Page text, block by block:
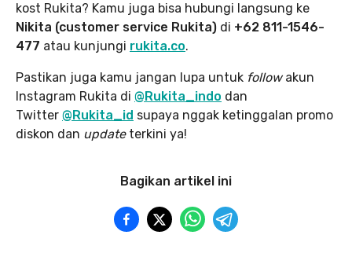
kost Rukita? Kamu juga bisa hubungi langsung ke
Nikita (customer service Rukita) di +62 811-1546-
477 atau kunjungi rukita.co.
Pastikan juga kamu jangan lupa untuk followakun
Instagram Rukita di @Rukita_indo dan
Twitter @Rukita_id supaya nggak ketinggalan promo
diskon dan update terkini ya!
Bagikan artikel ini